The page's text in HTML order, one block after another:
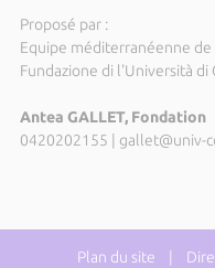
Proposé par :
Equipe méditerranéenne
Fundazione di l'Università di
Antea GALLET, Fondation
0420202155 | gallet@univ-
Plan du site |